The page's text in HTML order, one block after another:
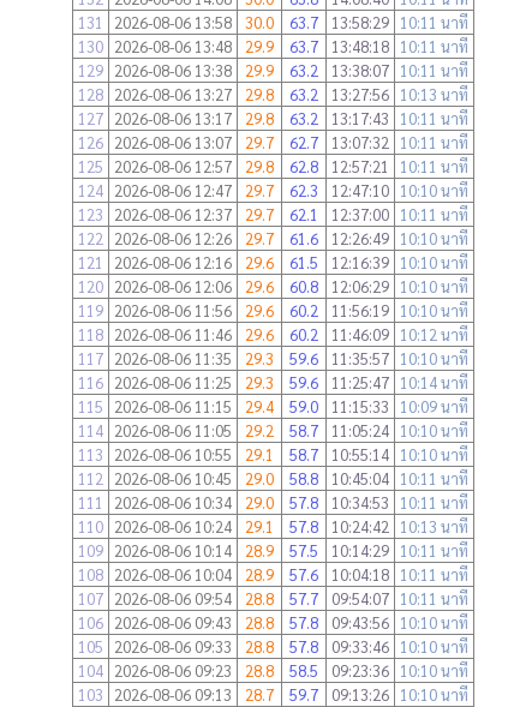
131
2026-08-06 13:58 30.0 63.7 13:58:29 10:11 นาที
130 2026-08-06 13:48 29.9 63.7 13:48:18 10:11 นาที
129 2026-08-06 13:38 29.9 63.2 13:38:07 10:11 นาที
128 2026-08-06 13:27 29.8 63.2 13:27:56 10:13 นาที
127 2026-08-06 13:17 29.8 63.2 13:17:43
10:11 นาที
126 2026-08-06 13:07 29.7 62.7 13:07:32
10:11 นาที
125
2026-08-06 12:57 29.8 62.8 12:57:21
10:11 นาที
124 2026-08-06 12:47 29.7 62.3 12:47:10 10:10 นาที
123
2026-08-06 12:37 29.7 62.1 12:37:00 10:11 นาที
122
2026-08-06 12:26 29.7 61.6 12:26:49 10:10 นาที
121
2026-08-06 12:16 29.6 61.5 12:16:39 10:10 นาที
120 2026-08-06 12:06 29.6 60.8 12:06:29 10:10 นาที
119 2026-08-06 11:56 29.6 60.2 11:56:19 10:10 นาที
118 2026-08-06 11:46 29.6 60.2 11:46:09 10:12 นาที
117 2026-08-06 11:35 29.3 59.6 11:35:57 10:10 นาที
116 2026-08-06 11:25 29.3 59.6 11:25:47 10:14 นาที
115
2026-08-06 11:15 29.4 59.0 11:15:33
10:09 นาที
114 2026-08-06 11:05 29.2 58.7 11:05:24 10:10 นาที
113
2026-08-06 10:55 29.1 58.7 10:55:14 10:10 นาที
112
2026-08-06 10:45 29.0 58.8 10:45:04 10:11 นาที
111
2026-08-06 10:34 29.0 57.8 10:34:53
10:11 นาที
110 2026-08-06 10:24 29.1 57.8 10:24:42
10:13 นาที
109 2026-08-06 10:14 28.9 57.5 10:14:29 10:11 นาที
108 2026-08-06 10:04 28.9 57.6 10:04:18 10:11 นาที
107 2026-08-06 09:54 28.8 57.7 09:54:07 10:11 นาที
106 2026-08-06 09:43 28.8 57.8 09:43:56 10:10 นาที
105
2026-08-06 09:33 28.8 57.8 09:33:46 10:10 นาที
104 2026-08-06 09:23 28.8 58.5 09:23:36 10:10 นาที
103
2026-08-06 09:13 28.7 59.7 09:13:26 10:10 นาที